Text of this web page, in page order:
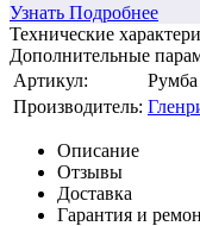
Узнать Подробнее
Технические
Дополнительные
Артикул:
Румба
Производитель:
Описание
Отзывы
Доставка
Гарантия и